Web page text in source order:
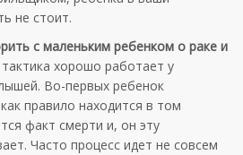
не стоит.
с маленьким ребенком о раке и
хорошо работает у
Во-первых ребенок
правило находится в том
факт смерти и, он эту
Часто процесс идет не совсем